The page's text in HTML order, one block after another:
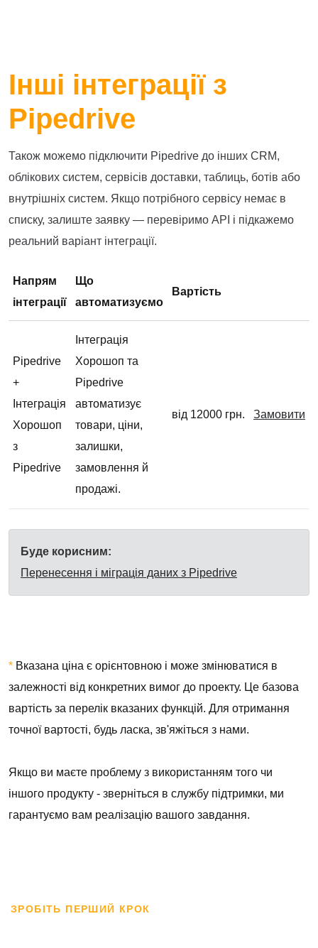
Інші інтеграції з
Pipedrive
Також можемо підключити Pipedrive до інших CRM,
облікових систем, сервісів доставки, таблиць, ботів або
внутрішніх систем. Якщо потрібного сервісу немає в
списку, залиште заявку — перевіримо API і підкажемо
реальний варіант інтеграції.
Напрям
інтеграції
Що
автоматизуємо
Вартість
Pipedrive
+
Інтеграція
Хорошоп
з
Pipedrive
Інтеграція
Хорошоп та
Pipedrive
автоматизує
товари, ціни,
залишки,
замовлення й
продажі.
від 12000 грн. Замовити
Буде корисним:
Перенесення і міграція даних з Pipedrive
* Вказана ціна є орієнтовною і може змінюватися в
залежності від конкретних вимог до проекту. Це базова
вартість за перелік вказаних функцій. Для отримання
точної вартості, будь ласка, зв'яжіться з нами.
Якщо ви маєте проблему з використанням того чи
іншого продукту - зверніться в службу підтримки, ми
гарантуємо вам реалізацію вашого завдання.
ЗРОБІТЬ ПЕРШИЙ КРОК